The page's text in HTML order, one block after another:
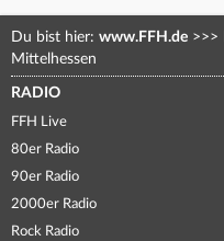
Du bist hier: www.FFH.de >>>
Mittelhessen
RADIO
FFH Live
80er Radio
90er Radio
2000er Radio
Rock Radio